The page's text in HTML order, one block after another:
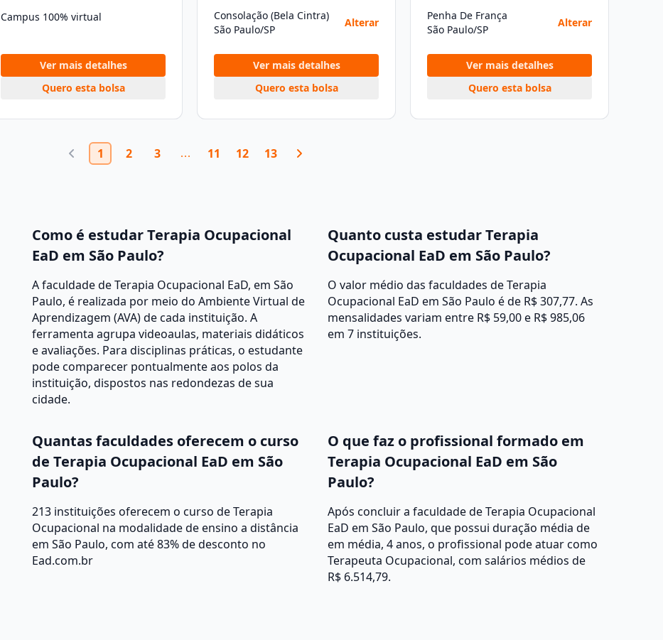
Campus 100% virtual
Ver mais detalhes
Quero esta bolsa
Consolação (Bela Cintra)
São Paulo/SP
Alterar
Ver mais detalhes
Quero esta bolsa
Penha De França
São Paulo/SP
Alterar
Ver mais detalhes
Quero esta bolsa
1 2 3 11 12 13
Como é estudar Terapia Ocupacional
EaD em São Paulo?
A faculdade de Terapia Ocupacional EaD, em São
Paulo, é realizada por meio do Ambiente Virtual de
Aprendizagem (AVA) de cada instituição. A
ferramenta agrupa videoaulas, materiais didáticos
e avaliações. Para disciplinas práticas, o estudante
pode comparecer pontualmente aos polos da
instituição, dispostos nas redondezas de sua
cidade.
Quanto custa estudar Terapia
Ocupacional EaD em São Paulo?
O valor médio das faculdades de Terapia
Ocupacional EaD em São Paulo é de R$ 307,77. As
mensalidades variam entre R$ 59,00 e R$ 985,06
em 7 instituições.
Quantas faculdades oferecem o curso
de Terapia Ocupacional EaD em São
Paulo?
213 instituições oferecem o curso de Terapia
Ocupacional na modalidade de ensino a distância
em São Paulo, com até 83% de desconto no
Ead.com.br
O que faz o profissional formado em
Terapia Ocupacional EaD em São
Paulo?
Após concluir a faculdade de Terapia Ocupacional
EaD em São Paulo, que possui duração média de
em média, 4 anos, o profissional pode atuar como
Terapeuta Ocupacional, com salários médios de
R$ 6.514,79.